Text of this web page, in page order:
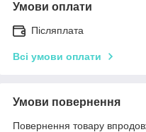
Умови оплати
Післяплата
Всі умови оплати
Умови повернення
Повернення товару